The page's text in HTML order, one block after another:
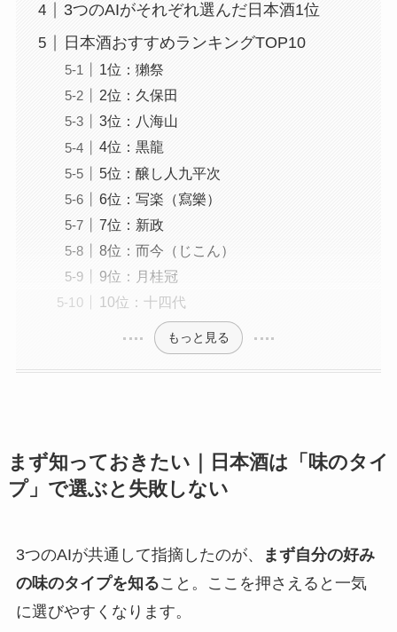
3つのAIがそれぞれ選んだ日本酒1位
日本酒おすすめランキングTOP10
1位：獺祭
2位：久保田
3位：八海山
4位：黒龍
5位：醸し人九平次
6位：写楽（寫樂）
7位：新政
8位：而今（じこん）
9位：月桂冠
10位：十四代
もっと見る
まず知っておきたい｜日本酒は「味のタイ
プ」で選ぶと失敗しない
3つのAIが共通して指摘したのが、
まず自分の好み
の味のタイプを知ること。ここを押さえると一気
に選びやすくなります。